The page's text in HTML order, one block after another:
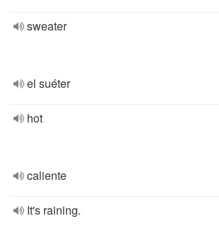
sweater
el suéter
hot
caliente
It's raining.